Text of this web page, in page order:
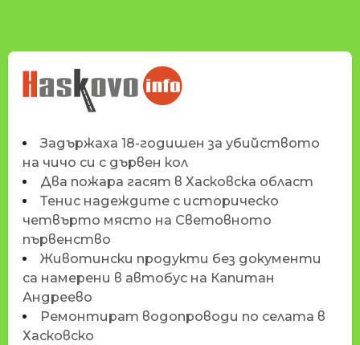
НОВИНИТЕ НА
HASKOVO.INFO
Задържаха 18-годишен за убийството
на чичо си с дървен кол
Два пожара гасят в Хасковска област
Тенис надеждите с историческо
четвърто място на Световното
първенство
Животински продукти без документи
са намерени в автобус на Капитан
Андреево
Ремонтират водопроводи по селата в
Хасковско